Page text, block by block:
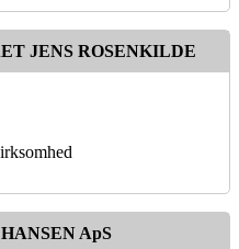
JENS ROSENKILDE
ApS